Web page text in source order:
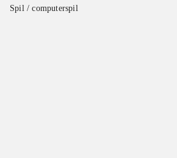
Spil / computerspil